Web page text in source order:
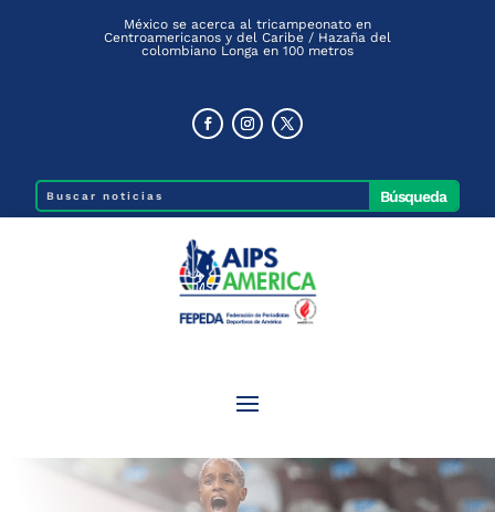
México superó las 200 medallas en
Centroamericanos y del Caribe